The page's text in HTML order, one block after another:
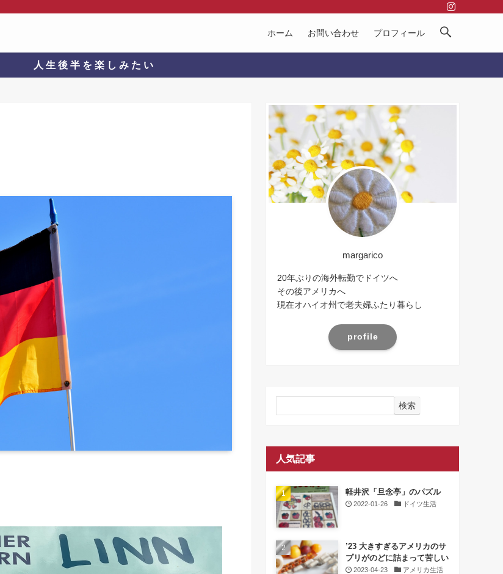
ホーム お問い合わせ プロフィール
人 生 後 半 を 楽 し み た い
margarico
20年ぶりの海外転勤でドイツへ
その後アメリカへ
現在オハイオ州で老夫婦ふたり暮らし
profile
検索
人気記事
軽井沢「旦念亭」のパズル
2022-01-26 ドイツ生活
’23 大きすぎるアメリカのサ
プリがのどに詰まって苦しい
2023-04-23 アメリカ生活